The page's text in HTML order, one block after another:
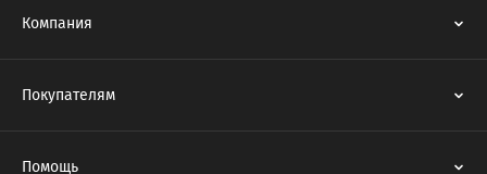
Компания
Покупателям
Помощь